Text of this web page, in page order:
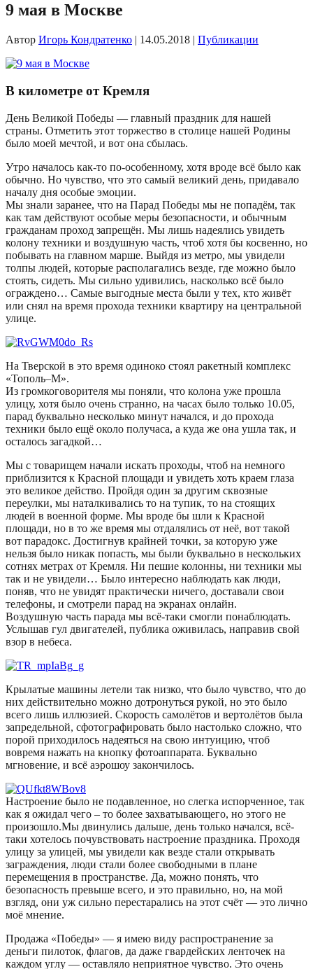
9 мая в Москве
Автор Игорь Кондратенко | 14.05.2018 | Публикации
В километре от Кремля
День Великой Победы — главный праздник для нашей
страны. Отметить этот торжество в столице нашей Родины
было моей мечтой, и вот она сбылась.
Утро началось как-то по-особенному, хотя вроде всё было как
обычно. Но чувство, что это самый великий день, придавало
началу дня особые эмоции.
Мы знали заранее, что на Парад Победы мы не попадём, так
как там действуют особые меры безопасности, и обычным
гражданам проход запрещён. Мы лишь надеялись увидеть
колону техники и воздушную часть, чтоб хотя бы косвенно, но
побывать на главном марше. Выйдя из метро, мы увидели
толпы людей, которые располагались везде, где можно было
стоять, сидеть. Мы сильно удивились, насколько всё было
ограждено… Самые выгодные места были у тех, кто живёт
или снял на время прохода техники квартиру на центральной
улице.
На Тверской в это время одиноко стоял ракетный комплекс
«Тополь–М».
Из громкоговорителя мы поняли, что колона уже прошла
улицу, хотя было очень странно, на часах было только 10.05,
парад буквально несколько минут начался, и до прохода
техники было ещё около получаса, а куда же она ушла так, и
осталось загадкой…
Мы с товарищем начали искать проходы, чтоб на немного
приблизится к Красной площади и увидеть хоть краем глаза
это великое действо. Пройдя один за другим сквозные
переулки, мы наталкивались то на тупик, то на стоящих
людей в военной форме. Мы вроде бы шли к Красной
площади, но в то же время мы отдалялись от неё, вот такой
вот парадокс. Достигнув крайней точки, за которую уже
нельзя было никак попасть, мы были буквально в нескольких
сотнях метрах от Кремля. Ни пешие колонны, ни техники мы
так и не увидели… Было интересно наблюдать как люди,
поняв, что не увидят практически ничего, доставали свои
телефоны, и смотрели парад на экранах онлайн.
Воздушную часть парада мы всё-таки смогли понаблюдать.
Услышав гул двигателей, публика оживилась, направив свой
взор в небеса.
Крылатые машины летели так низко, что было чувство, что до
них действительно можно дотронуться рукой, но это было
всего лишь иллюзией. Скорость самолётов и вертолётов была
запредельной, сфотографировать было настолько сложно, что
порой приходилось надеяться на свою интуицию, чтоб
вовремя нажать на кнопку фотоаппарата. Буквально
мгновение, и всё аэрошоу закончилось.
Настроение было не подавленное, но слегка испорченное, так
как я ожидал чего – то более захватывающего, но этого не
произошло.Мы двинулись дальше, день только начался, всё-
таки хотелось почувствовать настроение праздника. Проходя
улицу за улицей, мы увидели как везде стали открывать
заграждения, люди стали более свободными в плане
перемещения в пространстве. Да, можно понять, что
безопасность превыше всего, и это правильно, но, на мой
взгляд, они уж сильно перестарались на этот счёт — это лично
моё мнение.
Продажа «Победы» — я имею виду распространение за
деньги пилоток, флагов, да даже гвардейских ленточек на
каждом углу — оставляло неприятное чувство. Это очень